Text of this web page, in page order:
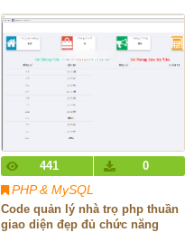
441 0
PHP & MySQL
Code quản lý nhà trọ php thuần
giao diện đẹp đủ chức năng